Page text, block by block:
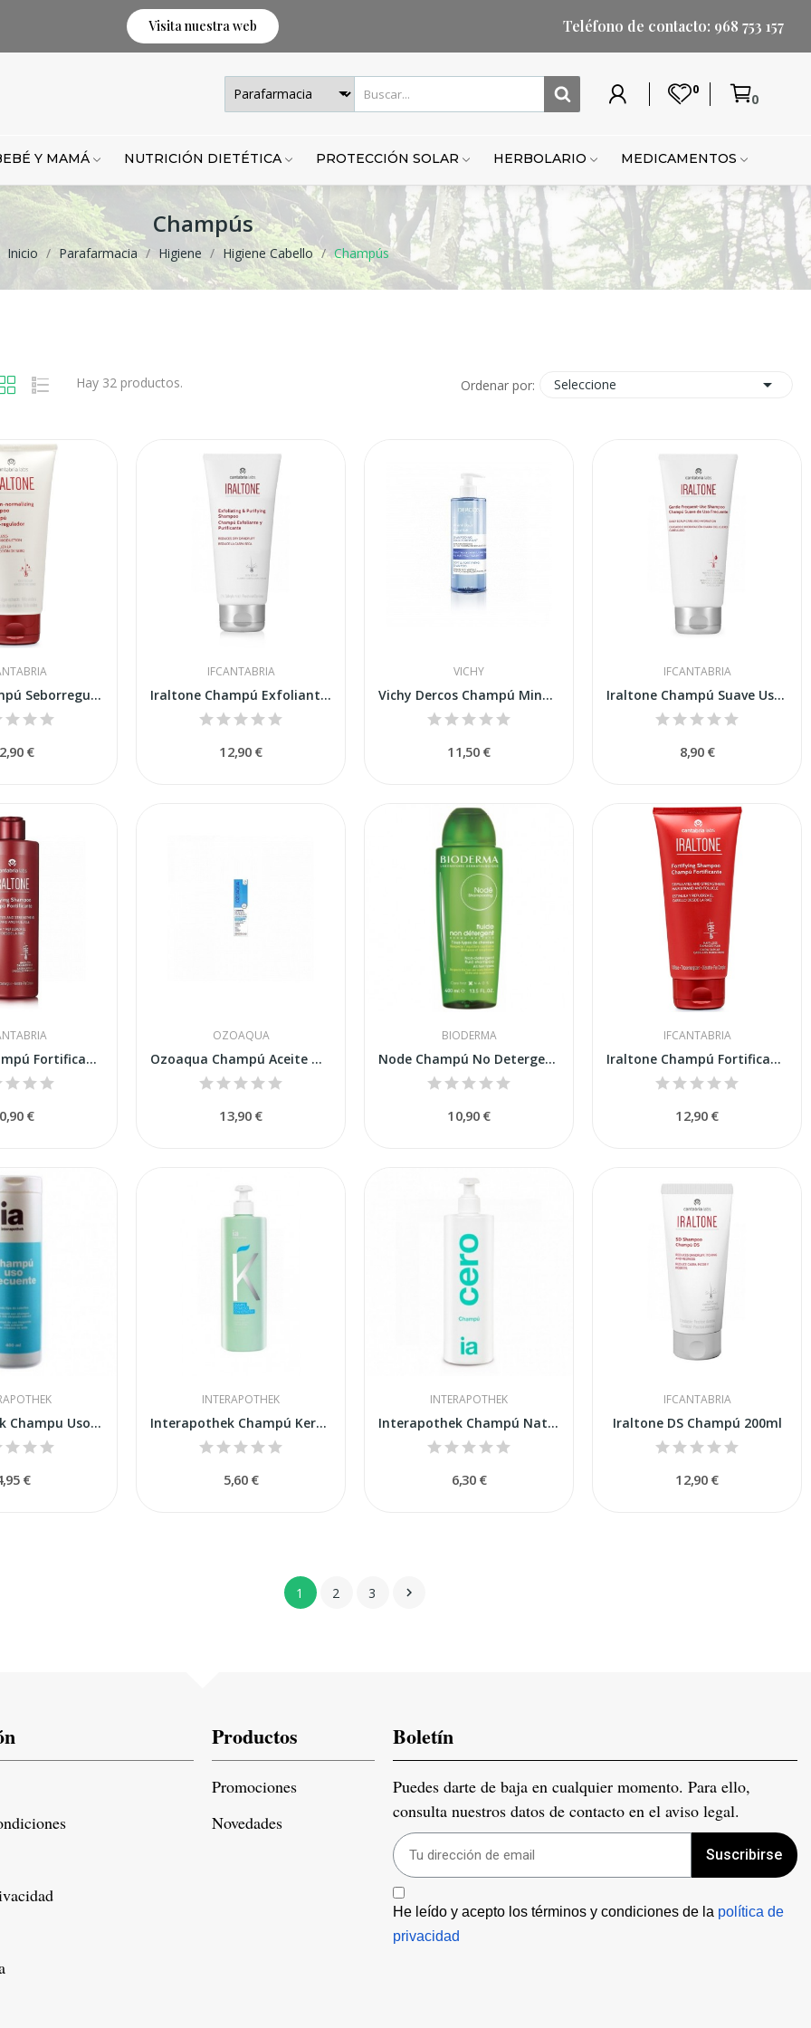
Visita nuestra web Teléfono de contacto: 968 753 157
0
Lista
Carrito 0
Y MAMÁ NUTRICIÓN DIETÉTICA PROTECCIÓN SOLAR HERBOLARIO MEDICAMENTOS
Champús
Inicio Parafarmacia Higiene Higiene Cabello Champús
Hay 32 productos. Ordenar por: Seleccione 
Iraltone Campú Seborregulador 200ml
€
IFCANTABRIA
Iraltone Champú Exfoliante Purificante 200ml
12,90 €
VICHY
Vichy Dercos Champú Mineral 400ml
11,50 €
IFCANTABRIA
Iraltone Champú Suave Uso Frecuente 200ml
8,90 €
Iraltone Champú Fortificante 400ml
€
OZOAQUA
Ozoaqua Champú Aceite Ozonizado Seco Cabello...
13,90 €
BIODERMA
Node Champú No Detergente 400m
10,90 €
IFCANTABRIA
Iraltone Champú Fortificante 200ml
12,90 €
Interapothek Champu Uso Frecuente 400 Ml
€
INTERAPOTHEK
Interapothek Champú Keratina 500ml
5,60 €
INTERAPOTHEK
Interapothek Champú Natural Cero 500ml
6,30 €
IFCANTABRIA
Iraltone DS Champú 200ml
12,90 €
1 2 3 
Productos
Promociones
Novedades
Boletín
Puedes darte de baja en cualquier momento. Para ello,
consulta nuestros datos de contacto en el aviso legal.
Suscribirse
He leído y acepto los términos y condiciones de la política de
privacidad